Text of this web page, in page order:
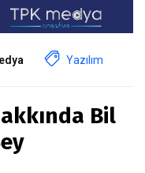
Yazılım
Bil